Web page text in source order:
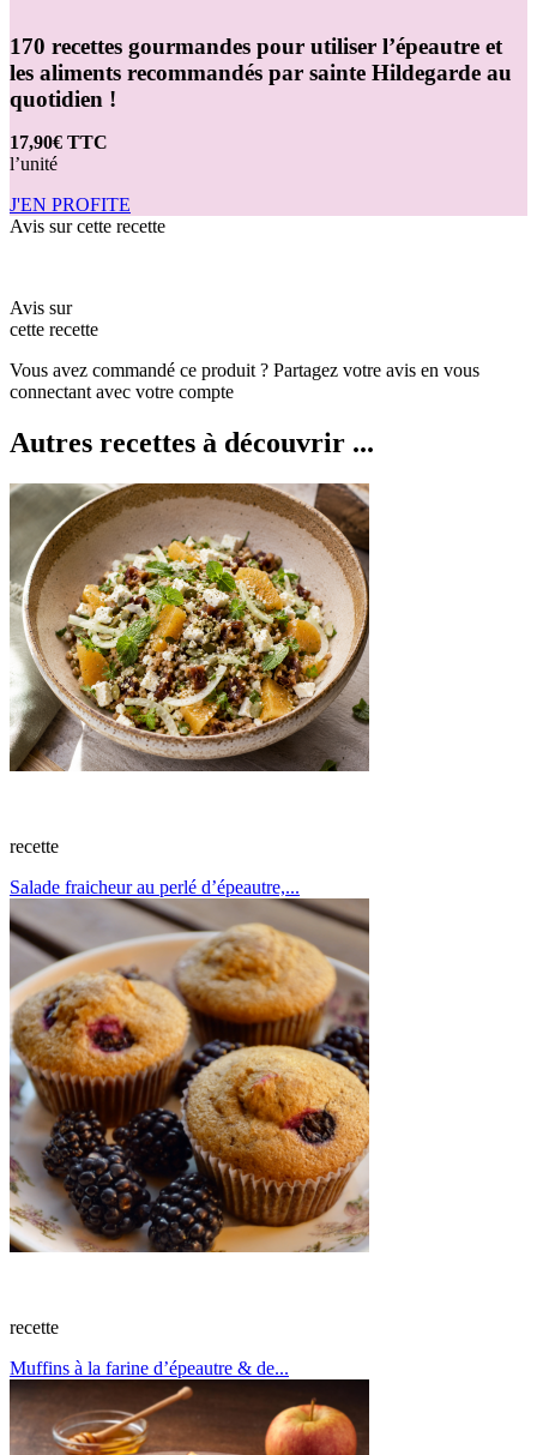
170 recettes gourmandes pour utiliser l’épeautre et
les aliments recommandés par sainte Hildegarde au
quotidien !
17,90€ TTC
l’unité
J'EN PROFITE
Avis sur cette recette
Avis sur
cette recette
Vous avez commandé ce produit ? Partagez votre avis en vous
connectant avec votre compte
Autres recettes à découvrir ...
recette
Salade fraicheur au perlé d’épeautre,...
recette
Muffins à la farine d’épeautre & de...